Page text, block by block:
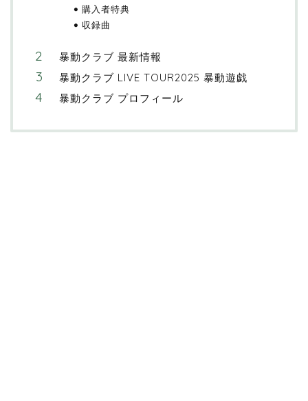
購入者特典
収録曲
暴動クラブ 最新情報
暴動クラブ LIVE TOUR2025 暴動遊戯
暴動クラブ プロフィール